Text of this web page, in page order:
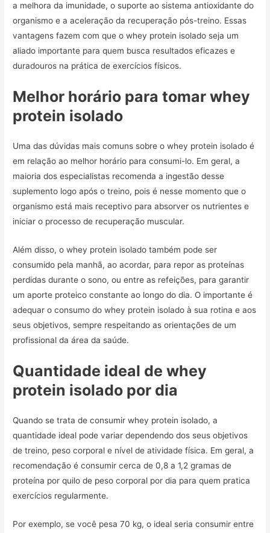
a melhora da imunidade, o suporte ao sistema antioxidante do
organismo e a aceleração da recuperação pós-treino. Essas
vantagens fazem com que o whey protein isolado seja um
aliado importante para quem busca resultados eficazes e
duradouros na prática de exercícios físicos.
Melhor horário para tomar whey
protein isolado
Uma das dúvidas mais comuns sobre o whey protein isolado é
em relação ao melhor horário para consumi-lo. Em geral, a
maioria dos especialistas recomenda a ingestão desse
suplemento logo após o treino, pois é nesse momento que o
organismo está mais receptivo para absorver os nutrientes e
iniciar o processo de recuperação muscular.
Além disso, o whey protein isolado também pode ser
consumido pela manhã, ao acordar, para repor as proteínas
perdidas durante o sono, ou entre as refeições, para garantir
um aporte proteico constante ao longo do dia. O importante é
adequar o consumo do whey protein isolado à sua rotina e aos
seus objetivos, sempre respeitando as orientações de um
profissional da área da saúde.
Quantidade ideal de whey
protein isolado por dia
Quando se trata de consumir whey protein isolado, a
quantidade ideal pode variar dependendo dos seus objetivos
de treino, peso corporal e nível de atividade física. Em geral, a
recomendação é consumir cerca de 0,8 a 1,2 gramas de
proteína por quilo de peso corporal por dia para quem pratica
exercícios regularmente.
Por exemplo, se você pesa 70 kg, o ideal seria consumir entre